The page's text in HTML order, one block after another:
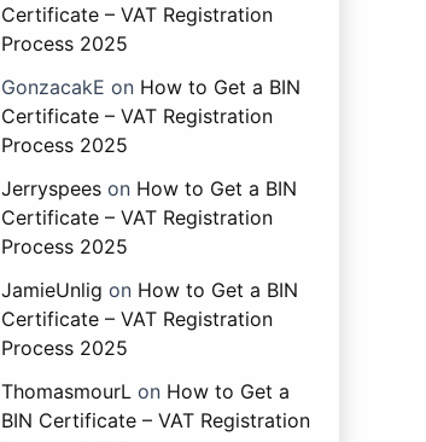
Certificate – VAT Registration
Process 2025
GonzacakE on How to Get a BIN
Certificate – VAT Registration
Process 2025
Jerryspees on How to Get a BIN
Certificate – VAT Registration
Process 2025
JamieUnlig on How to Get a BIN
Certificate – VAT Registration
Process 2025
ThomasmourL on How to Get a
BIN Certificate – VAT Registration